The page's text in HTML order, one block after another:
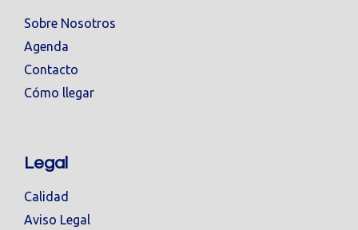
Sobre Nosotros
Agenda
Contacto
Cómo llegar
Legal
Calidad
Aviso Legal